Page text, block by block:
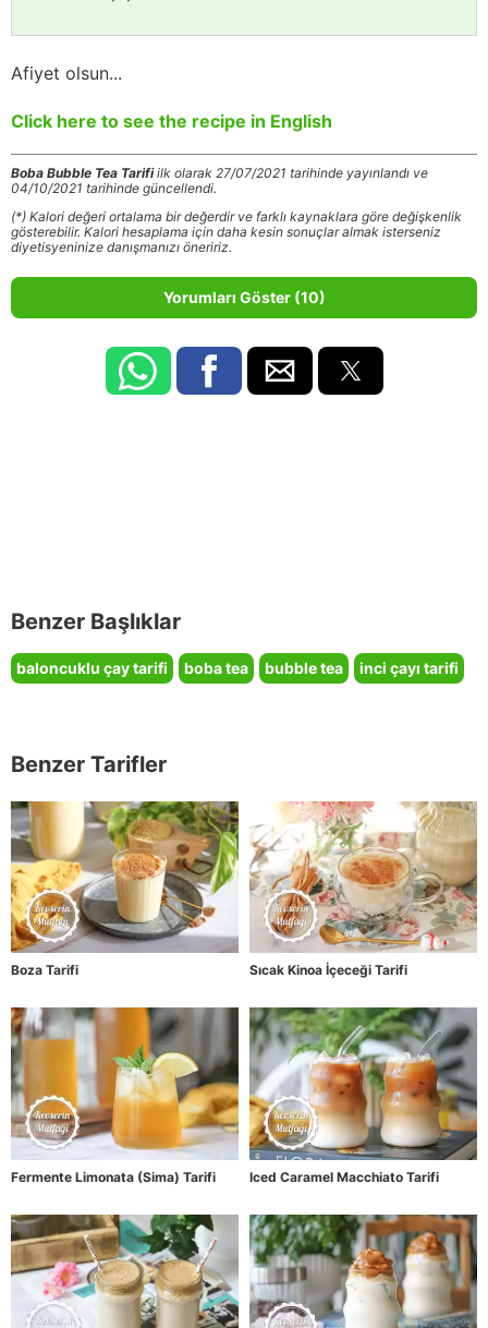
Afiyet olsun...
Click here to see the recipe in English
Boba Bubble Tea Tarifiilk olarak 27/07/2021 tarihinde yayınlandı ve
04/10/2021 tarihinde güncellendi.
(*) Kalori değeri ortalama bir değerdir ve farklı kaynaklara göre değişkenlik
gösterebilir. Kalori hesaplama için daha kesin sonuçlar almak isterseniz
diyetisyeninize danışmanızı öneririz.
Yorumları Göster (10)
Benzer Başlıklar
baloncuklu çay tarifi boba tea bubble tea inci çayı tarifi
Benzer Tarifler
Boza Tarifi Sıcak Kinoa İçeceği Tarifi
Fermente Limonata (Sima) Tarifi Iced Caramel Macchiato Tarifi